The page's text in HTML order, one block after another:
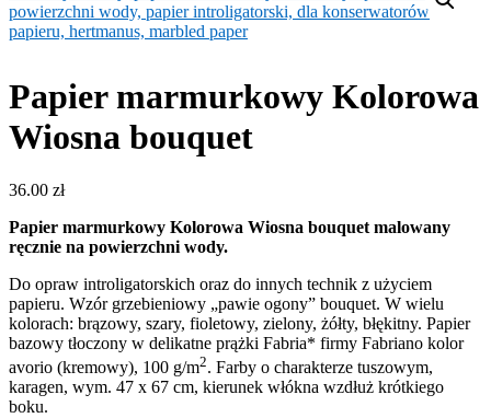
Papier marmurkowy Kolorowa
Wiosna bouquet
36.00 zł
Papier marmurkowy Kolorowa Wiosna bouquet malowany
ręcznie na powierzchni wody.
Do opraw introligatorskich oraz do innych technik z użyciem
papieru. Wzór grzebieniowy „pawie ogony” bouquet. W wielu
kolorach: brązowy, szary, fioletowy, zielony, żółty, błękitny. Papier
bazowy tłoczony w delikatne prążki Fabria* firmy Fabriano kolor
avorio (kremowy), 100 g/m2. Farby o charakterze tuszowym,
karagen, wym. 47 x 67 cm, kierunek włókna wzdłuż krótkiego
boku.